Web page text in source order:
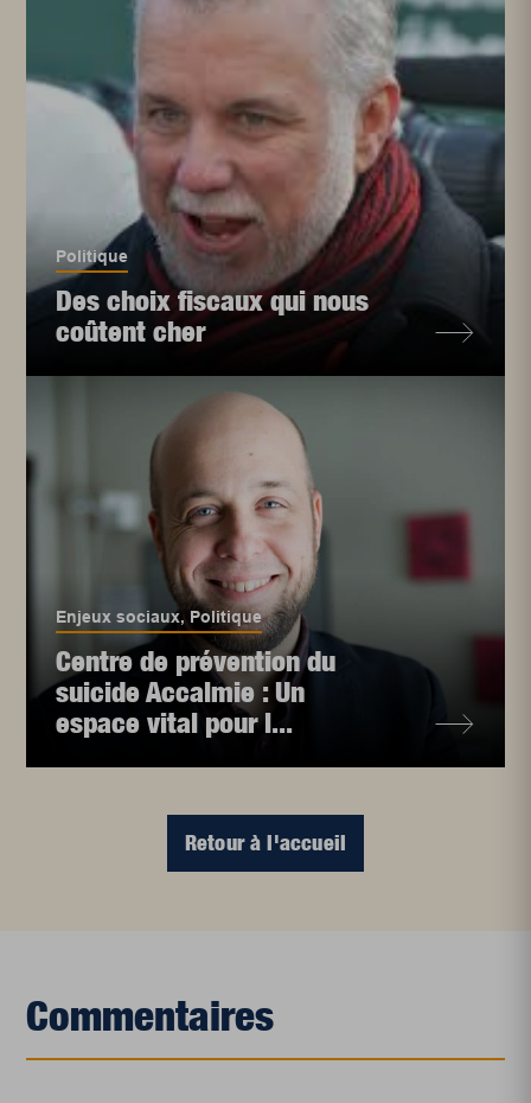
Politique
Des choix fiscaux qui nous
coûtent cher
Enjeux sociaux, Politique
Centre de prévention du
suicide Accalmie : Un
espace vital pour l...
Retour à l'accueil
Commentaires